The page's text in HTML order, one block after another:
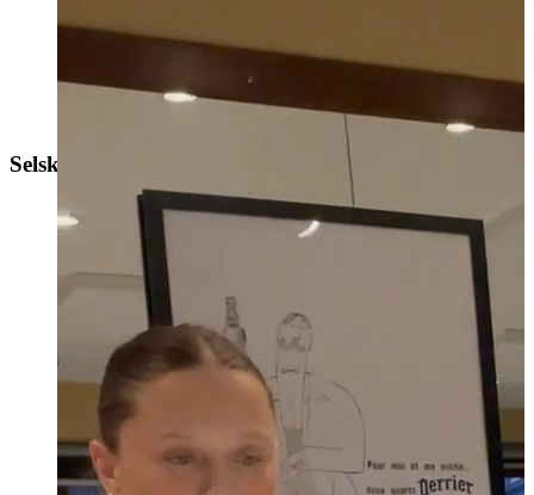
Selskabslokaler
La Chambre Séparée